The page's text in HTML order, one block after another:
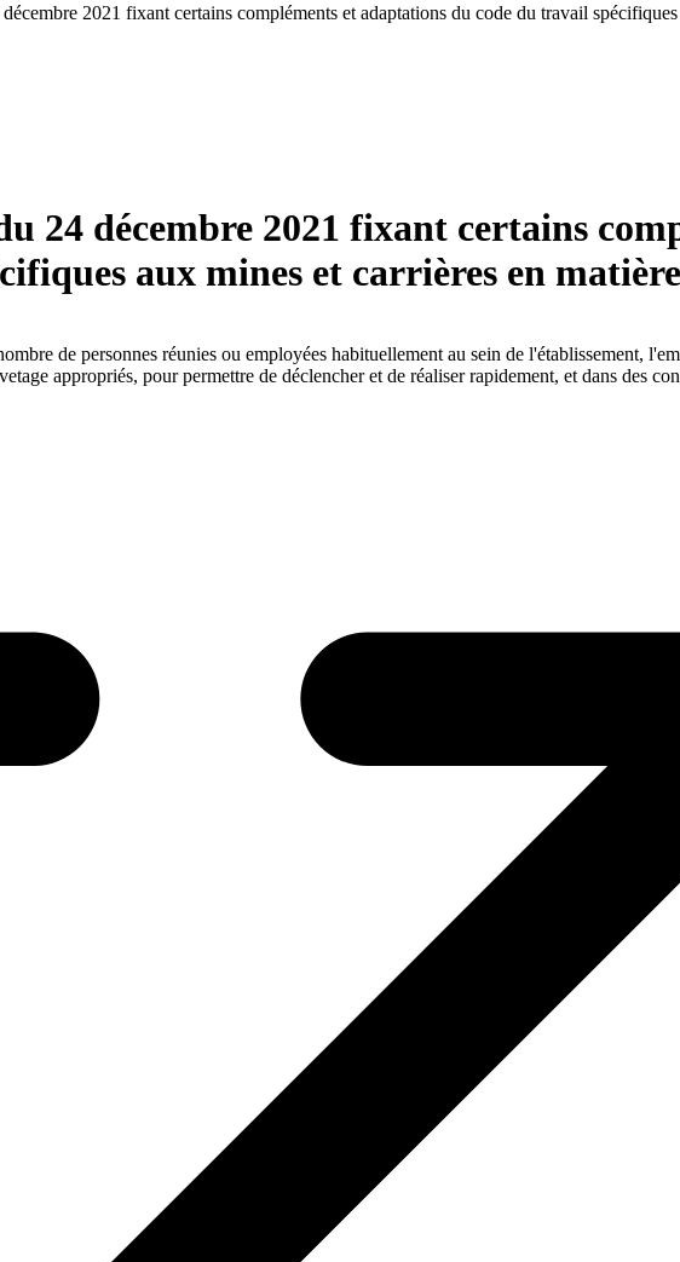
2021 fixant certains compléments et adaptations du code du travail
24 décembre 2021 fixant certains
aux mines et carrières en
de personnes réunies ou employées habituellement au sein de l'établissement,
appropriés, pour permettre de déclencher et de réaliser rapidement, et dans des